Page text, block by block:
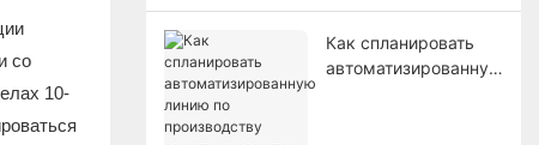
со
10-
Как спланировать
автоматизированную